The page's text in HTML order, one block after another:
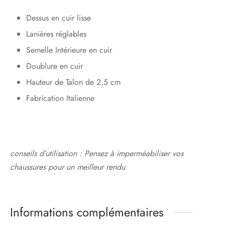
Dessus en cuir lisse
Lanières réglables
Semelle Intérieure en cuir
Doublure en cuir
Hauteur de Talon de 2,5 cm
Fabrication Italienne
conseils d’utilisation : Pensez à imperméabiliser vos
chaussures pour un meilleur rendu
Informations complémentaires